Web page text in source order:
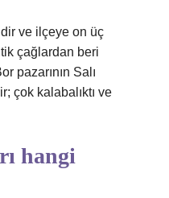
ve ilçeye on üç
çağlardan beri
pazarının Salı
çok kalabalıktı ve
hangi